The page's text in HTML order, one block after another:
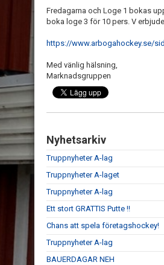
Fredagarna och Loge 1 bokas
boka loge 3 för 10 pers. V
https://www.arbogahockey.se/
Med vänlig hälsning,
Marknadsgruppen
Nyhetsarkiv
Truppnyheter A-lag
Truppnyheter A-laget
Truppnyheter A-lag
Ett stort GRATTIS Putte !!
Chans att spela företagshockey!
Truppnyheter A-lag
BAUERDAGAR NEH